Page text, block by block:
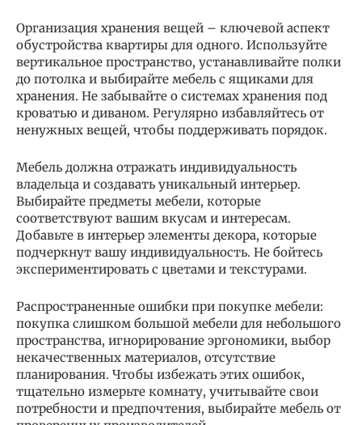
Организация хранения вещей – ключевой аспект
обустройства квартиры для одного. Используйте
вертикальное пространство, устанавливайте полки
до потолка и выбирайте мебель с ящиками для
хранения. Не забывайте о системах хранения под
кроватью и диваном. Регулярно избавляйтесь от
ненужных вещей, чтобы поддерживать порядок.
Мебель должна отражать индивидуальность
владельца и создавать уникальный интерьер.
Выбирайте предметы мебели, которые
соответствуют вашим вкусам и интересам.
Добавьте в интерьер элементы декора, которые
подчеркнут вашу индивидуальность. Не бойтесь
экспериментировать с цветами и текстурами.
Распространенные ошибки при покупке мебели:
покупка слишком большой мебели для небольшого
пространства, игнорирование эргономики, выбор
некачественных материалов, отсутствие
планирования. Чтобы избежать этих ошибок,
тщательно измерьте комнату, учитывайте свои
потребности и предпочтения, выбирайте мебель от